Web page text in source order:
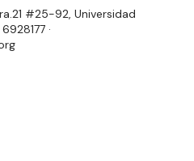
#25-92, Universidad
·